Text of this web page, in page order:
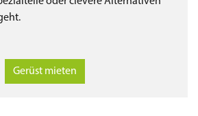
Gerüst mieten